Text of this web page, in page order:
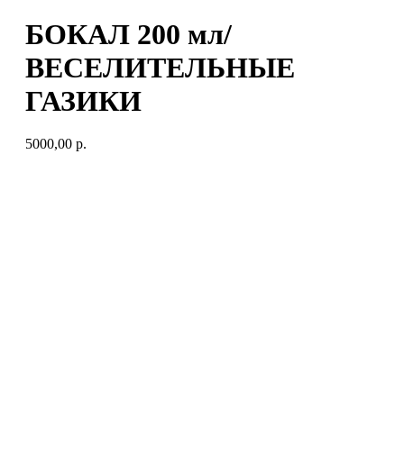
БОКАЛ 200 мл/
ВЕСЕЛИТЕЛЬНЫЕ
ГАЗИКИ
5000,00 р.